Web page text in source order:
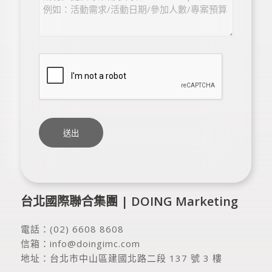
台北國際聯合集團 | DOING Marketing
電話： (02) 6608 8608
信箱： info@doingimc.com
地址： 台北市中山區建國北路二段 137 號 3 樓